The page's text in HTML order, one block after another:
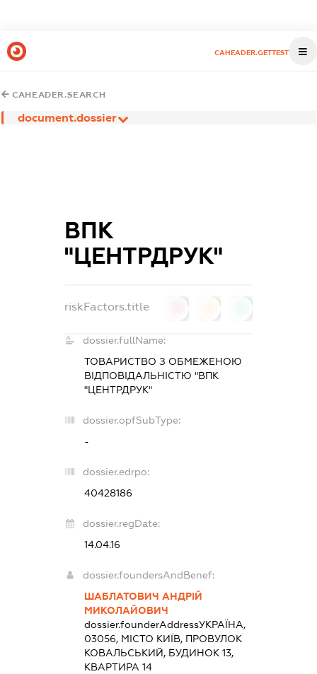
CAHEADER.GETTEST
CAHEADER.SEARCH
document.dossier
ВПК
"ЦЕНТРДРУК"
riskFactors.title
dossier.fullName:
ТОВАРИСТВО З ОБМЕЖЕНОЮ
ВІДПОВІДАЛЬНІСТЮ "ВПК
"ЦЕНТРДРУК"
dossier.opfSubType:
-
dossier.edrpo:
40428186
dossier.regDate:
14.04.16
dossier.foundersAndBenef:
ШАБЛАТОВИЧ АНДРІЙ
МИКОЛАЙОВИЧ
dossier.founderAddressУКРАЇНА,
03056, МІСТО КИЇВ, ПРОВУЛОК
КОВАЛЬСЬКИЙ, БУДИНОК 13,
КВАРТИРА 14